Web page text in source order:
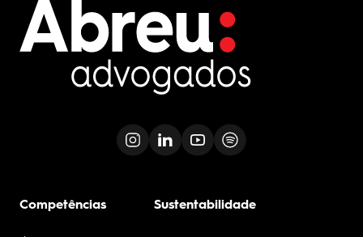
Competências Sustentabilidade